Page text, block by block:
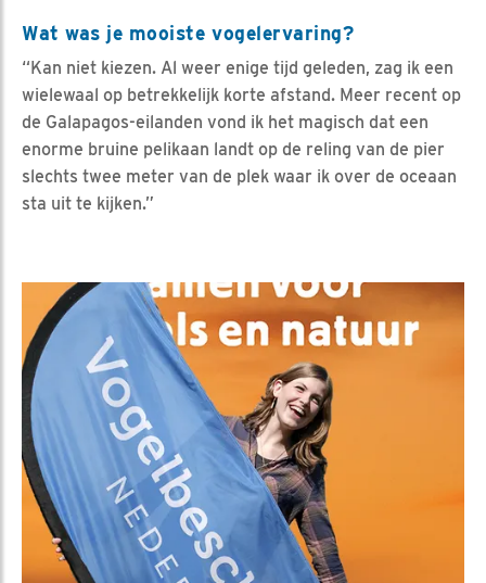
Wat was je mooiste vogelervaring?
“Kan niet kiezen. Al weer enige tijd geleden, zag ik een
wielewaal op betrekkelijk korte afstand. Meer recent op
de Galapagos-eilanden vond ik het magisch dat een
enorme bruine pelikaan landt op de reling van de pier
slechts twee meter van de plek waar ik over de oceaan
sta uit te kijken.”